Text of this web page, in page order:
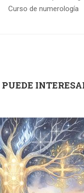
Curso de numerología